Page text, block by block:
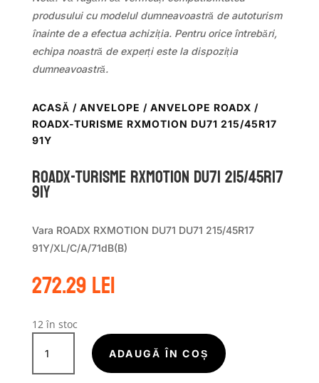
produsului cu modelul dumneavoastră de autoturism
înainte de a efectua achiziția. Pentru orice întrebări,
echipa noastră de experți este la dispoziția
dumneavoastră.
ACASĂ / ANVELOPE / ANVELOPE ROADX /
ROADX-TURISME RXMOTION DU71 215/45R17
91Y
ROADX-TURISME RXMOTION DU71 215/45R17
91Y
Vara ROADX RXMOTION DU71 DU71 215/45R17
91Y/XL/C/A/71dB(B)
272.29lei
12 în stoc
Cantitate
ROADX-
TURISME
ADAUGĂ ÎN COȘ